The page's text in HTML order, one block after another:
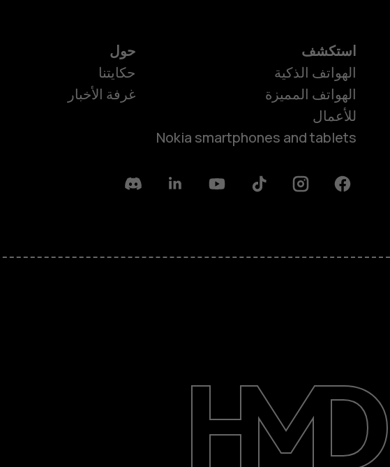
الدعم
English
استكشف
الهواتف الذكية
الهواتف المميزة
للأعمال
Nokia smartphones and tablets
حول
حكايتنا
غرفة الأخبار
Facebook
Instagram
Tiktok
Youtube
Linkedin
Discord